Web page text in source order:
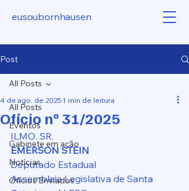
eusoubornhausen
Post
All Posts
Eventos
Gabinete em ação
Notícias
Ofícios Enviados
All Posts
Ofício nº 31/2025
4 de ago. de 2025 1 min de leitura
ILMO. SR.
EMERSON STEIN
Deputado Estadual
Assembleia Legislativa de Santa